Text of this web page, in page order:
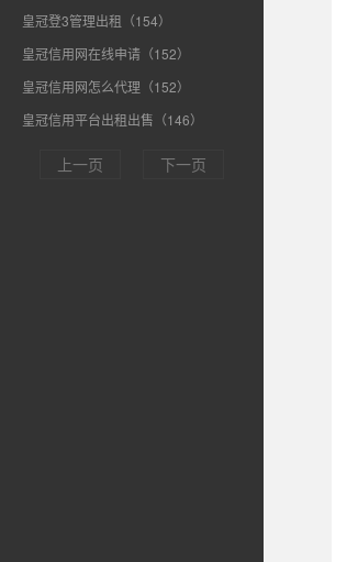
皇冠登3管理出租（154）
皇冠信用网在线申请（152）
皇冠信用网怎么代理（152）
皇冠信用平台出租出售（146）
上一页 下一页